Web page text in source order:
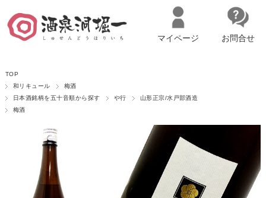
マイページ お問合せ
TOP
和リキュール
梅酒
日本酒銘柄を五十音順から探す
や行
山形正宗/水戸部酒造
梅酒